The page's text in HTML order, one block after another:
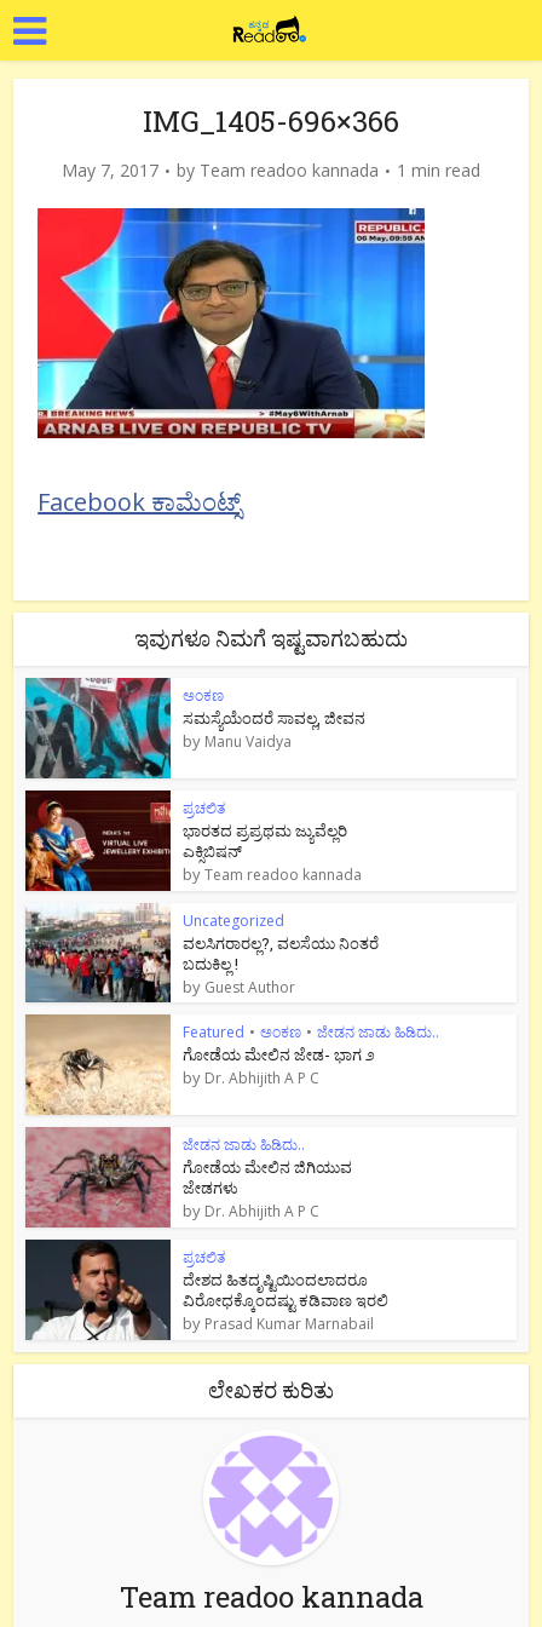
IMG_1405-696×366
May 7, 2017 by Team readoo kannada 1 min read
Facebook ಕಾಮೆಂಟ್ಸ್
ಇವುಗಳೂ ನಿಮಗೆ ಇಷ್ಟವಾಗಬಹುದು
ಅಂಕಣ
ಸಮಸ್ಯೆಯೆಂದರೆ ಸಾವಲ್ಲ, ಜೀವನ
by Manu Vaidya
ಪ್ರಚಲಿತ
ಭಾರತದ ಪ್ರಪ್ರಥಮ ಜ್ಯುವೆಲ್ಲರಿ
ಎಕ್ಸಿಬಿಷನ್
byTeam readoo kannada
Uncategorized
ವಲಸಿಗರಾರಲ್ಲ?, ವಲಸೆಯು ನಿಂತರೆ
ಬದುಕಿಲ್ಲ !
by Guest Author
Featured • ಅಂಕಣ • ಜೇಡನ ಜಾಡು ಹಿಡಿದು..
ಗೋಡೆಯ ಮೇಲಿನ ಜೇಡ- ಭಾಗ ೨
by Dr. Abhijith A P C
ಜೇಡನ ಜಾಡು ಹಿಡಿದು..
ಗೋಡೆಯ ಮೇಲಿನ ಜಿಗಿಯುವ
ಜೇಡಗಳು
by Dr. Abhijith A P C
ಪ್ರಚಲಿತ
ದೇಶದ ಹಿತದೃಷ್ಟಿಯಿಂದಲಾದರೂ
ವಿರೋಧಕ್ಕೊಂದಷ್ಟು ಕಡಿವಾಣ ಇರಲಿ
by Prasad Kumar Marnabail
ಲೇಖಕರ ಕುರಿತು
Team readoo kannada